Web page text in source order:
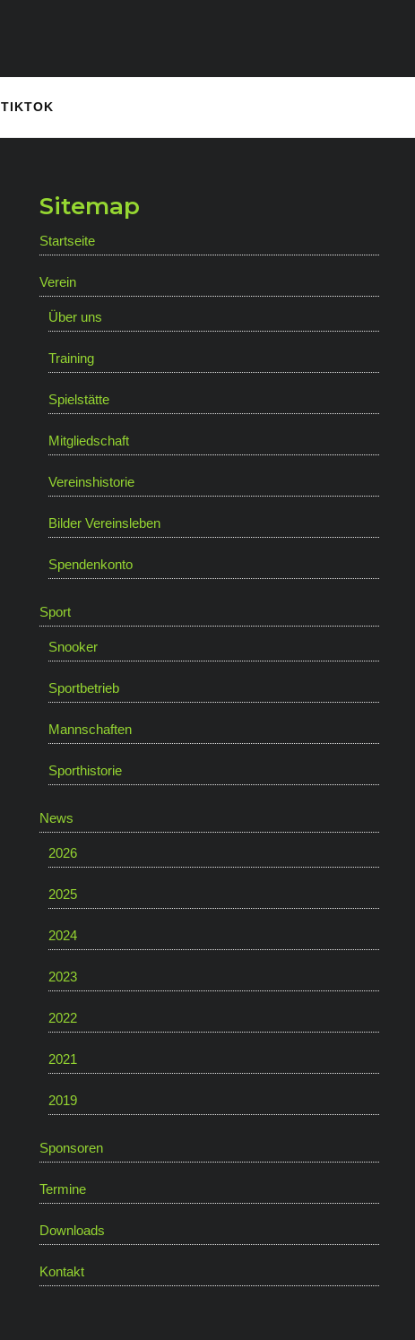
TIKTOK
Sitemap
Startseite
Verein
Über uns
Training
Spielstätte
Mitgliedschaft
Vereinshistorie
Bilder Vereinsleben
Spendenkonto
Sport
Snooker
Sportbetrieb
Mannschaften
Sporthistorie
News
2026
2025
2024
2023
2022
2021
2019
Sponsoren
Termine
Downloads
Kontakt